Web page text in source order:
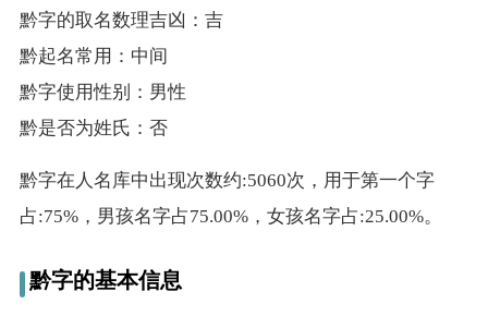
取
名
字
典
黔字的取名数理吉凶：吉
黔起名常用：中间
黔字使用性别：男性
黔是否为姓氏：否
黔字在人名库中出现次数约:5060次，用于第一个字
占:75%，男孩名字占75.00%，女孩名字占:25.00%。
黔字的基本信息